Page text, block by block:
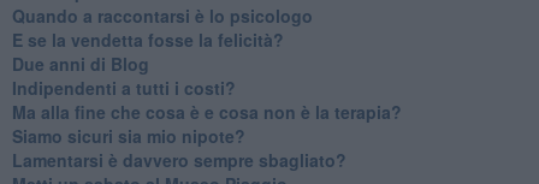
​Quando a raccontarsi è lo psicologo
​E se la vendetta fosse la felicità?
​Due anni di Blog
​Indipendenti a tutti i costi?
​Ma alla fine che cosa è e cosa non è la terapia?
​Siamo sicuri sia mio nipote?
​Lamentarsi è davvero sempre sbagliato?